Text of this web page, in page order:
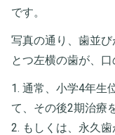
です。
写真の通り、歯並
とつ左横の歯が、口
1. 通常、小学4年生
て、その後2期治療
2. もしくは、永久